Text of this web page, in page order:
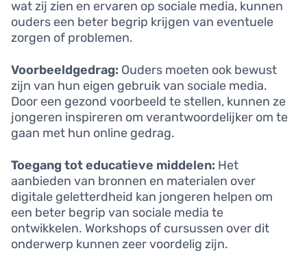
wat zij zien en ervaren op sociale media, kunnen
ouders een beter begrip krijgen van eventuele
zorgen of problemen.
Voorbeeldgedrag: Ouders moeten ook bewust
zijn van hun eigen gebruik van sociale media.
Door een gezond voorbeeld te stellen, kunnen ze
jongeren inspireren om verantwoordelijker om te
gaan met hun online gedrag.
Toegang tot educatieve middelen: Het
aanbieden van bronnen en materialen over
digitale geletterdheid kan jongeren helpen om
een beter begrip van sociale media te
ontwikkelen. Workshops of cursussen over dit
onderwerp kunnen zeer voordelig zijn.